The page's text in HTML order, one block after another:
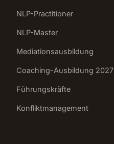
NLP-Practitioner
NLP-Master
Mediationsausbildung
Coaching-Ausbildung 2027
Führungskräfte
Konfliktmanagement